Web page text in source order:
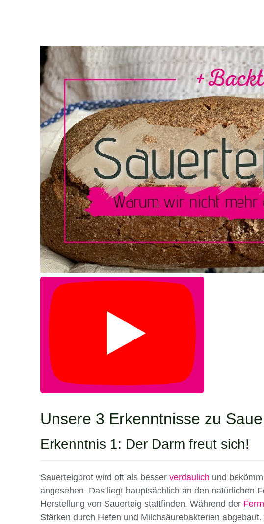
Unsere 3 Erkenntnisse zu
Erkenntnis 1: Der Darm freut sich!
Sauerteigbrot wird oft als besser verdaulich und
angesehen. Das liegt hauptsächlich an den natürlichen
Herstellung von Sauerteig stattfinden. Während der
Stärken durch Hefen und Milchsäurebakterien